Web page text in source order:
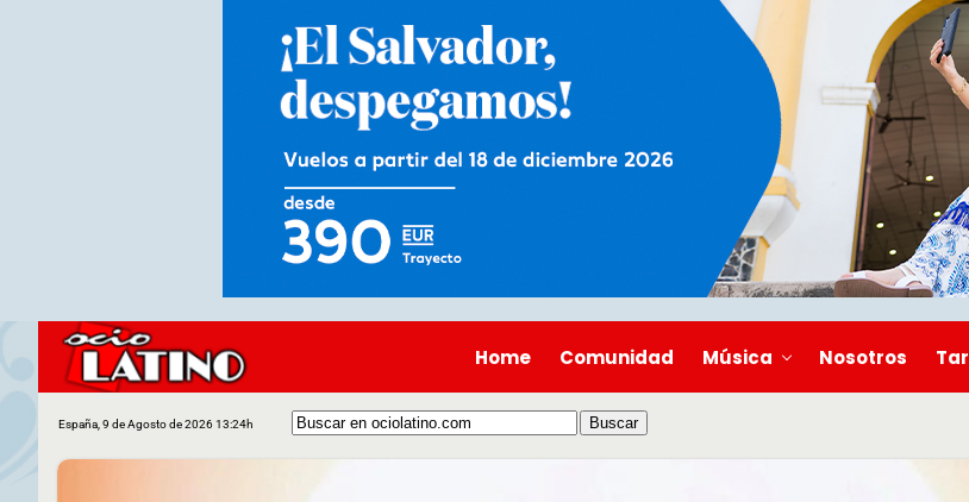
Home Comunidad Música Nosotros
España, 9 de Agosto de 2026 13:24h